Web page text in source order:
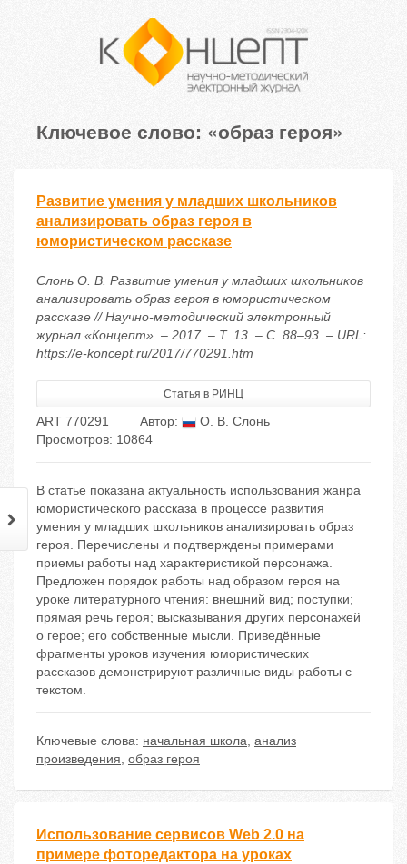
Ключевое слово: «образ героя»
Развитие умения у младших школьников
анализировать образ героя в
юмористическом рассказе
Слонь О. В. Развитие умения у младших школьников
анализировать образ героя в юмористическом
рассказе // Научно-методический электронный
журнал «Концепт». – 2017. – Т. 13. – С. 88–93. – URL:
https://e-koncept.ru/2017/770291.htm
Статья в РИНЦ
ART 770291 Автор:
О. В. Слонь
Просмотров: 10864
В статье показана актуальность использования жанра
юмористического рассказа в процессе развития
умения у младших школьников анализировать образ
героя. Перечислены и подтверждены примерами
приемы работы над характеристикой персонажа.
Предложен порядок работы над образом героя на
уроке литературного чтения: внешний вид; поступки;
прямая речь героя; высказывания других персонажей
о герое; его собственные мысли. Приведённые
фрагменты уроков изучения юмористических
рассказов демонстрируют различные виды работы с
текстом.
Ключевые слова: начальная школа, анализ
произведения, образ героя
Использование сервисов Web 2.0 на
примере фоторедактора на уроках